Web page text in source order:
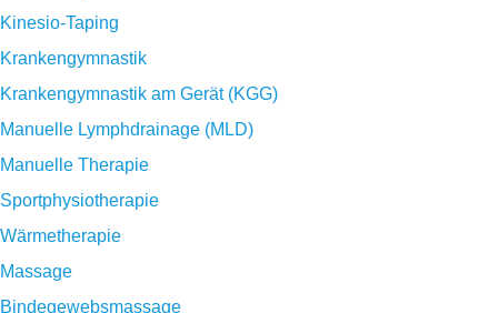
Kinesio-Taping
Krankengymnastik
Krankengymnastik am Gerät (KGG)
Manuelle Lymphdrainage (MLD)
Manuelle Therapie
Sportphysiotherapie
Wärmetherapie
Massage
Bindegewebsmassage